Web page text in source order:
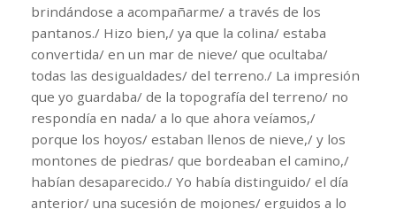
brindándose a acompañarme/ a través de los
pantanos./ Hizo bien,/ ya que la colina/ estaba
convertida/ en un mar de nieve/ que ocultaba/
todas las desigualdades/ del terreno./ La impresión
que yo guardaba/ de la topografía del terreno/ no
respondía en nada/ a lo que ahora veíamos,/
porque los hoyos/ estaban llenos de nieve,/ y los
montones de piedras/ que bordeaban el camino,/
habían desaparecido./ Yo había distinguido/ el día
anterior/ una sucesión de mojones/ erguidos a lo